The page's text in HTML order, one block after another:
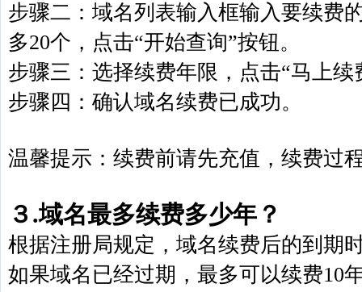
步骤二：域名列表输入框输入要续费
多20个，点击“开始查询”按钮。
步骤三：选择续费年限，点击“马上续
步骤四：确认域名续费已成功。
温馨提示：续费前请先充值，续费过
３.域名最多续费多少年？
根据注册局规定，域名续费后的到期
如果域名已经过期，最多可以续费10